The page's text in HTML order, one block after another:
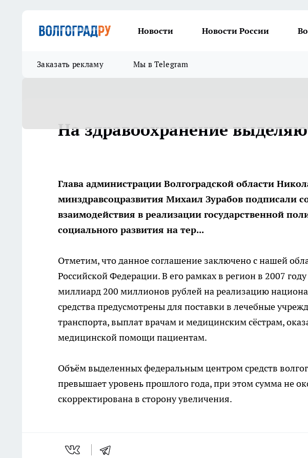
Новости Новости России
Заказать рекламу Мы в Telegram
На здравоохранение
Глава администрации Волгоградской области
минздравсоцразвития Михаил Зурабов подписали
взаимодействия в реализации государственной
социального развития на тер...
Отметим, что данное соглашение заключено с нашей
Российской Федерации. В его рамках в регион в 2007
миллиард 200 миллионов рублей на реализацию
средства предусмотрены для поставки в лечебные
транспорта, выплат врачам и медицинским сёстрам,
медицинской помощи пациентам.
Объём выделенных федеральным центром средств
превышает уровень прошлого года, при этом сумма не
скорректирована в сторону увеличения.